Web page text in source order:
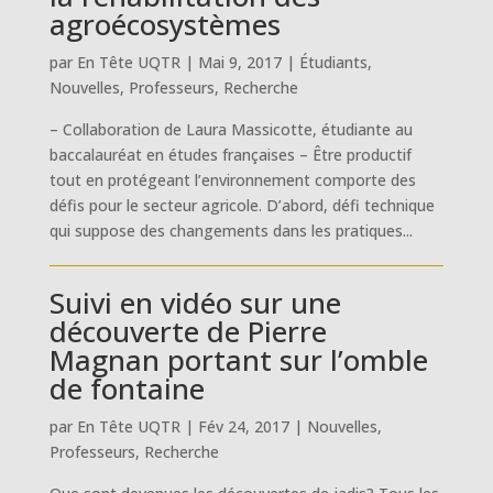
agroécosystèmes
par En Tête UQTR| Mai 9, 2017| Étudiants,
Nouvelles, Professeurs, Recherche
– Collaboration de Laura Massicotte, étudiante au
baccalauréat en études françaises – Être productif
tout en protégeant l’environnement comporte des
défis pour le secteur agricole. D’abord, défi technique
qui suppose des changements dans les pratiques...
Suivi en vidéo sur une
découverte de Pierre
Magnan portant sur l’omble
de fontaine
par En Tête UQTR| Fév 24, 2017| Nouvelles,
Professeurs, Recherche